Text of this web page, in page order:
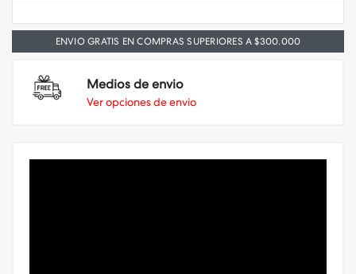
ENVIO GRATIS EN COMPRAS SUPERIORES A $300.000
Medios de envio
Ver opciones de envio